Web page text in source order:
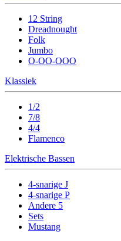
12 String
Dreadnought
Folk
Jumbo
O-OO-OOO
Klassiek
1/2
7/8
4/4
Flamenco
Elektrische Bassen
4-snarige J
4-snarige P
Andere 5
Sets
Mustang